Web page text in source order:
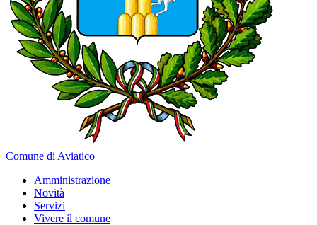
Comune di Aviatico
Amministrazione
Novità
Servizi
Vivere il comune